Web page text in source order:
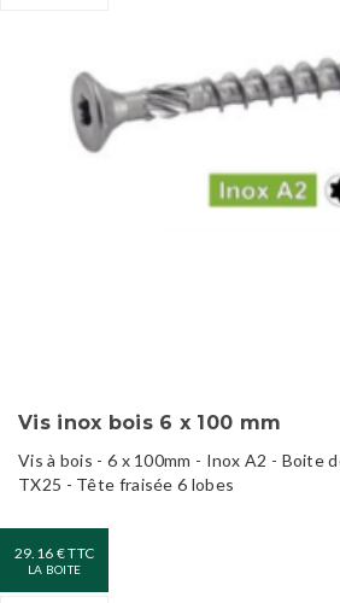
Vis inox bois 6 x 100 mm
Vis à bois - 6 x 100mm - Inox A2 - Boite
TX25 - Tête fraisée 6 lobes
29.16 € TTC
LA BOITE